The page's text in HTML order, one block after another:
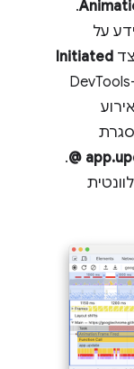
.
על
Initiated
(האירוע הופעל על ידי) תגרום ל-DevTools
.